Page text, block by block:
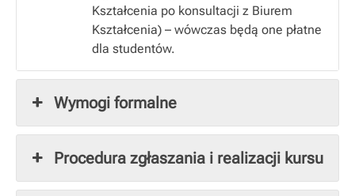
Kształcenia po konsultacji z Biurem
Kształcenia) – wówczas będą one płatne
dla studentów.
Wymogi formalne
Procedura zgłaszania i realizacji kursu